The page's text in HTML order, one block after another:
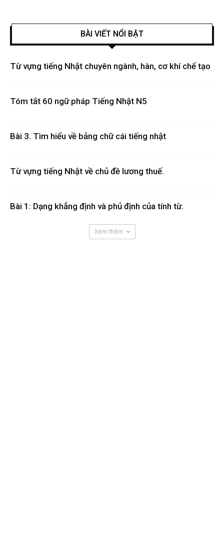
BÀI VIẾT NỔI BẬT
Từ vựng tiếng Nhật chuyên ngành, hàn, cơ khí chế tạo
Tóm tắt 60 ngữ pháp Tiếng Nhật N5
Bài 3. Tìm hiểu về bảng chữ cái tiếng nhật
Từ vựng tiếng Nhật về chủ đề lương thuế.
Bài 1: Dạng khẳng định và phủ định của tính từ.
Xem thêm